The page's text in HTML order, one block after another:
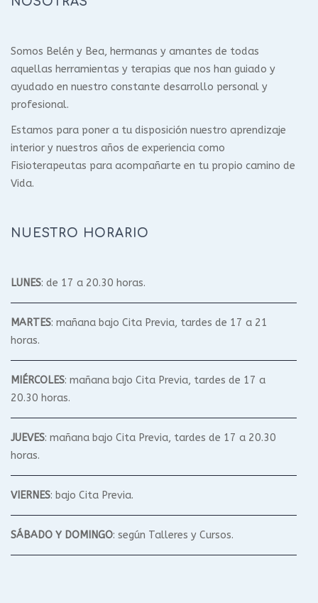
Somos Belén y Bea, hermanas y amantes de todas
aquellas herramientas y terapias que nos han guiado y
ayudado en nuestro constante desarrollo personal y
profesional.
Estamos para poner a tu disposición nuestro aprendizaje
interior y nuestros años de experiencia como
Fisioterapeutas para acompañarte en tu propio camino de
Vida.
NUESTRO HORARIO
LUNES: de 17 a 20.30 horas.
MARTES: mañana bajo Cita Previa, tardes de 17 a 21
horas.
MIÉRCOLES: mañana bajo Cita Previa, tardes de 17 a
20.30 horas.
JUEVES: mañana bajo Cita Previa, tardes de 17 a 20.30
horas.
VIERNES: bajo Cita Previa.
SÁBADO Y DOMINGO: según Talleres y Cursos.